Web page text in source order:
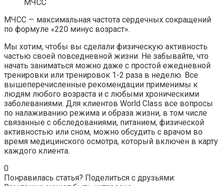
МЧСС
МЧСС — максимальная частота сердечных сокращений
по формуле «220 минус возраст».
Мы хотим, чтобы вы сделали физическую активность
частью своей повседневной жизни. Не забывайте, что
начать заниматься можно даже с простой ежедневной
тренировки или тренировок 1-2 раза в неделю. Все
вышеперечисленные рекомендации применимы к
людям любого возраста и с любыми хроническими
заболеваниями. Для клиентов World Class все вопросы
по налаживанию режима и образа жизни, в том числе
связанные с обследованиями, питанием, физической
активностью или сном, можно обсудить с врачом во
время медицинского осмотра, который включен в карту
каждого клиента.
0
Понравилась статья? Поделиться с друзьями: